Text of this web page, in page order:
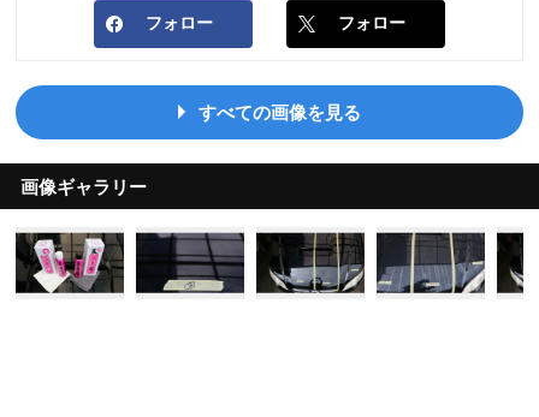
フォロー フォロー
すべての画像を見る
画像ギャラリー